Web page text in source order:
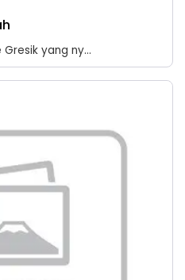
yang ny...